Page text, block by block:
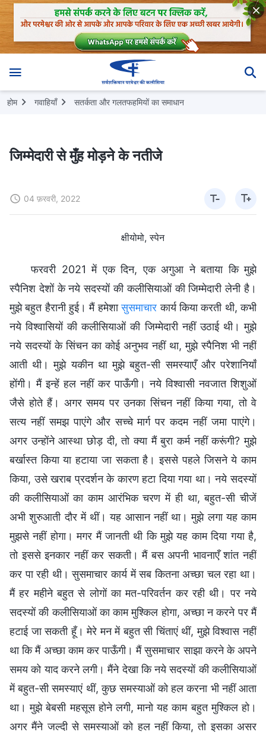
होम गवाहियाँ सतर्कता और गलतफहमियों का समाधान
जिम्मेदारी से मुँह मोड़ने के नतीजे
04 फ़रवरी, 2022
क्षीयोमो, स्पेन
फरवरी 2021 में एक दिन, एक अगुआ ने बताया कि मुझे
स्पैनिश देशों के नये सदस्यों की कलीसियाओं की जिम्मेदारी लेनी है।
मुझे बहुत हैरानी हुई। मैं हमेशासुसमाचार कार्य किया करती थी, कभी
नये विश्वासियों की कलीसियाओं की जिम्मेदारी नहीं उठाई थी। मुझे
नये सदस्यों के सिंचन का कोई अनुभव नहीं था, मुझे स्पैनिश भी नहीं
आती थी। मुझे यकीन था मुझे बहुत-सी समस्याएँ और परेशानियाँ
होंगी। मैं इन्हें हल नहीं कर पाऊँगी। नये विश्वासी नवजात शिशुओं
जैसे होते हैं। अगर समय पर उनका सिंचन नहीं किया गया, तो वे
सत्य नहीं समझ पाएंगे और सच्चे मार्ग पर कदम नहीं जमा पाएंगे।
अगर उन्होंने आस्था छोड़ दी, तो क्या मैं बुरा कर्म नहीं करूंगी? मुझे
बर्खास्त किया या हटाया जा सकता है। इससे पहले जिसने ये काम
किया, उसे खराब प्रदर्शन के कारण हटा दिया गया था। नये सदस्यों
की कलीसियाओं का काम आरंभिक चरण में ही था, बहुत-सी चीजें
अभी शुरुआती दौर में थीं। यह आसान नहीं था। मुझे लगा यह काम
मुझसे नहीं होगा। मगर मैं जानती थी कि मुझे यह काम दिया गया है,
तो इससे इनकार नहीं कर सकती। मैं बस अपनी भावनाएँ शांत नहीं
कर पा रही थी। सुसमाचार कार्य में सब कितना अच्छा चल रहा था।
मैं हर महीने बहुत से लोगों का मत-परिवर्तन कर रही थी। पर नये
सदस्यों की कलीसियाओं का काम मुश्किल होगा, अच्छा न करने पर मैं
हटाई जा सकती हूँ। मेरे मन में बहुत सी चिंताएं थीं, मुझे विश्वास नहीं
था कि मैं अच्छा काम कर पाऊँगी। मैं सुसमाचार साझा करने के अपने
समय को याद करने लगी। मैंने देखा कि नये सदस्यों की कलीसियाओं
में बहुत-सी समस्याएं थीं, कुछ समस्याओं को हल करना भी नहीं आता
था। मुझे बेबसी महसूस होने लगी, मानो यह काम बहुत मुश्किल हो।
अगर मैंने जल्दी से समस्याओं को हल नहीं किया, तो इसका असर